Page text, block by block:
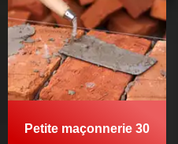
Petite maçonnerie 30